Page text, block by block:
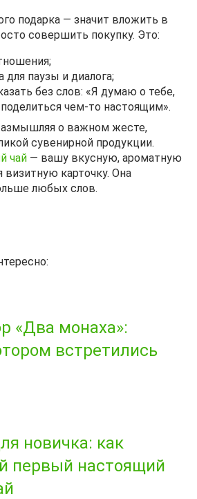
подарка — значит вложить в
совершить покупку. Это:
для паузы и диалога;
без слов: «Я думаю о тебе,
чем‑то настоящим».
о важном жесте,
сувенирной продукции.
чай — вашу вкусную, ароматную
карточку. Она
любых слов.
«Два монаха»:
встретились
новичка: как
первый настоящий